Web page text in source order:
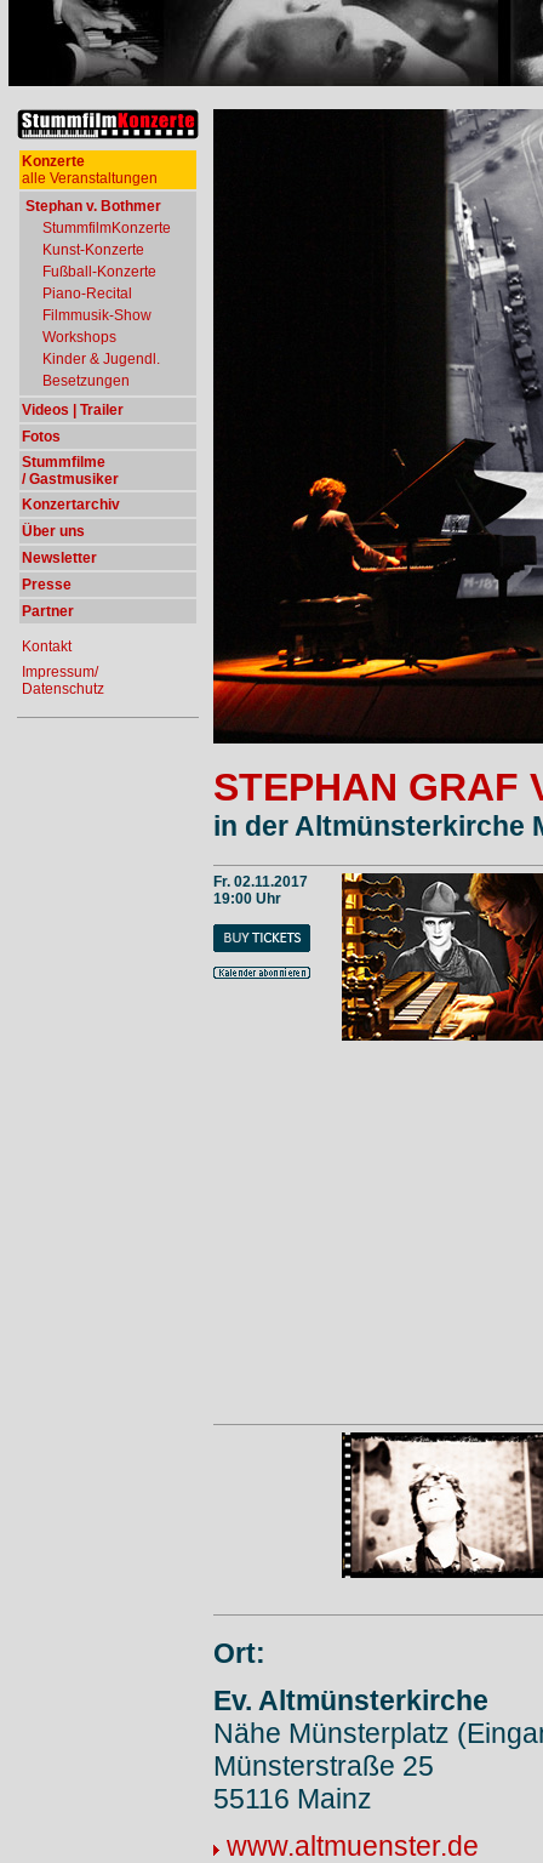
Konzerte
alle Veranstaltungen
Stephan v. Bothmer
StummfilmKonzerte
Kunst-Konzerte
Fußball-Konzerte
Piano-Recital
Filmmusik-Show
Workshops
Kinder & Jugendl.
Besetzungen
Videos | Trailer
Fotos
Stummfilme
/ Gastmusiker
Konzertarchiv
Über uns
Newsletter
Presse
Partner
Kontakt
Impressum/
Datenschutz
STEPHAN GRAF
in der Altmünsterkirche
Fr. 02.11.2017
19:00 Uhr
Ort:
Ev. Altmünsterkirche
Nähe Münsterplatz
Münsterstraße 25
55116 Mainz
www.altmuenster.de